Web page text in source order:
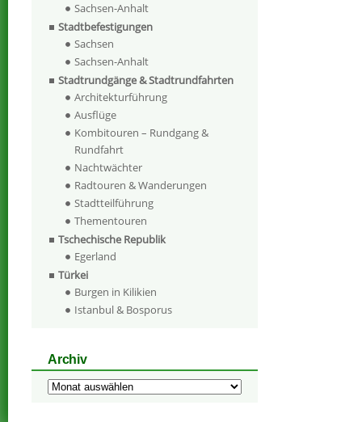
Sachsen-Anhalt
Stadtbefestigungen
Sachsen
Sachsen-Anhalt
Stadtrundgänge & Stadtrundfahrten
Architekturführung
Ausflüge
Kombitouren – Rundgang &
Rundfahrt
Nachtwächter
Radtouren & Wanderungen
Stadtteilführung
Thementouren
Tschechische Republik
Egerland
Türkei
Burgen in Kilikien
Istanbul & Bosporus
Archiv
Archiv